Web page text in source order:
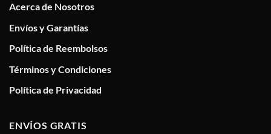
Acerca de Nosotros
Envíos y Garantías
Política de Reembolsos
Términos y Condiciones
Política de Privacidad
ENVÍOS GRATIS